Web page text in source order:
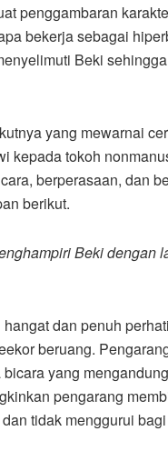
penggambaran
bekerja sebagai
Beki
yang mewarnai
kepada tokoh
berperasaan, dan
berikut.
Beki dengan
hangat dan penuh
beruang.
yang
pengarang
tidak menggurui